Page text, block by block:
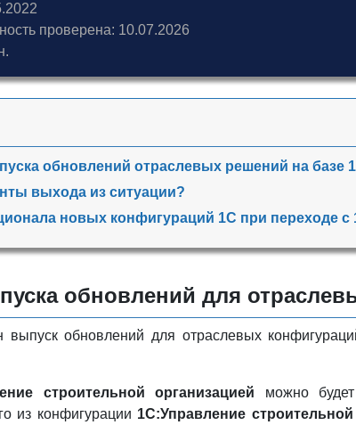
проверена: 10.07.2026
обновлений отраслевых решений на базе
выхода из ситуации?
новых конфигураций 1С при переходе с
обновлений для
обновлений для отраслевых
строительной организацией можно
из конфигурации 1С:Управление строительной